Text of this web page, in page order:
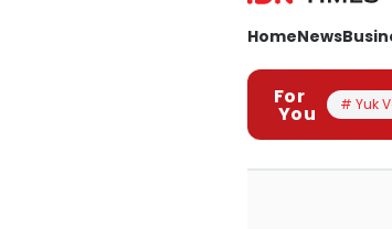
HomeNews
For
You # Yuk